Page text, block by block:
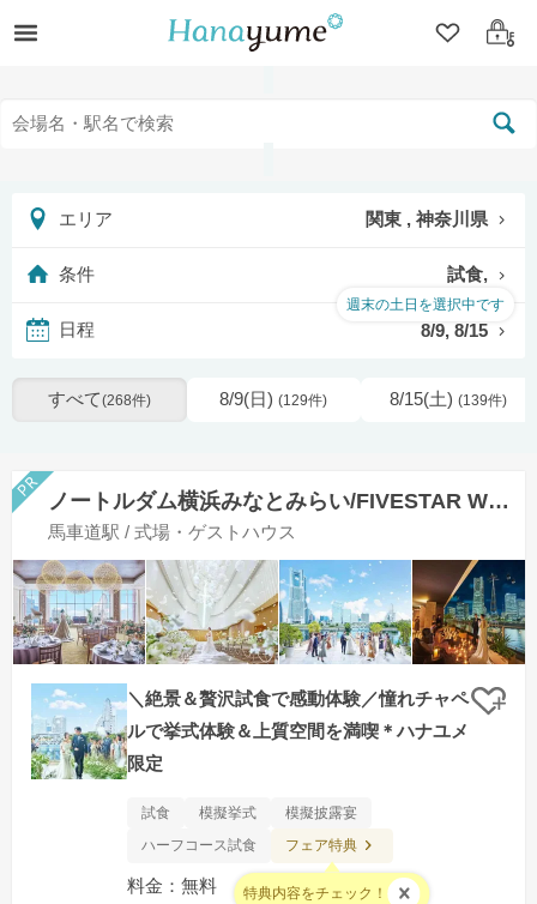
クリップ
ログ
エリア 関東 , 神奈川県
条件 試食,
週末の土日を選択中です
日程 8/9, 8/15
すべて(268件) 8/9(日)(129件) 8/15(土) (139件)
ノートルダム横浜みなとみらい/FIVESTAR WEDDING
馬車道駅 / 式場・ゲストハウス
＼絶景＆贅沢試食で感動体験／憧れチャペ
ルで挙式体験＆上質空間を満喫＊ハナユメ
限定
ク
試食 模擬挙式
模擬披露宴
ハーフコース試食
フェア特典
特典内容をチェック！
料金：無料